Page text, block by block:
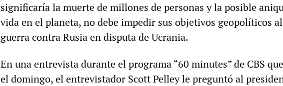
significaría la muerte de millones de personas y la posible
vida en el planeta, no debe impedir sus objetivos geopolíticos
guerra contra Rusia en disputa de Ucrania.
En una entrevista durante el programa “60 minutes” de CBS
el domingo, el entrevistador Scott Pelley le preguntó al